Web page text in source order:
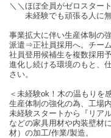
＼＼ほぼ全員がゼロスタート
未経験でも頑張る人に無
事業拡大に伴い生産体制の
派遣⇒正社員採用へ。チー
社員登用候補生を複数採用予
進化し続ける環境のもと、
さい。
＜未経験ok！木の温もりを
生産体制の強化の為、工場
未経験スタートから『リア
などの家具用材や内装壁材
材）の加工/作業/製造。